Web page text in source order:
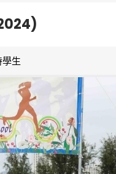
學生